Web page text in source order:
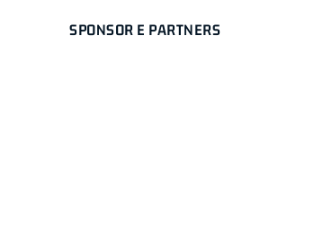
SPONSOR E PARTNERS